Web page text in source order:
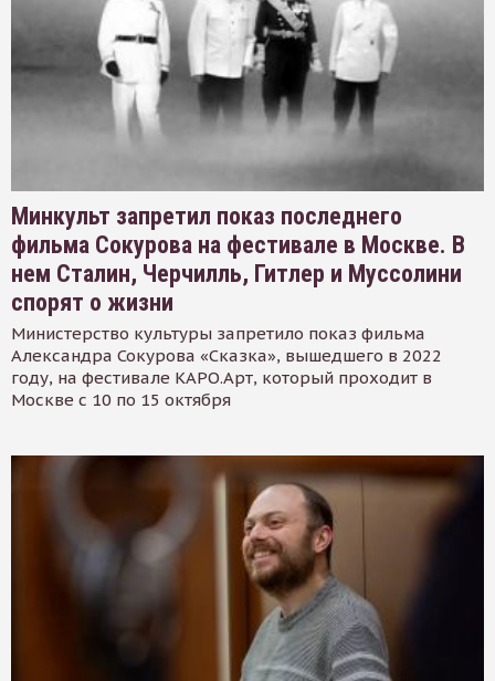
Минкульт запретил показ последнего
фильма Сокурова на фестивале в Москве. В
нем Сталин, Черчилль, Гитлер и Муссолини
спорят о жизни
Министерство культуры запретило показ фильма
Александра Сокурова «Сказка», вышедшего в 2022
году, на фестивале КАРО.Арт, который проходит в
Москве с 10 по 15 октября